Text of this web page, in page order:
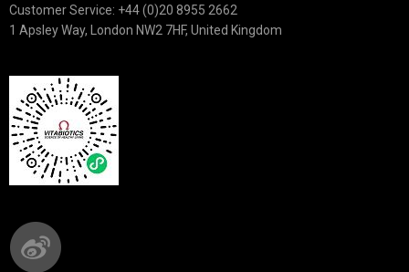
Customer Service: +44 (0)20 8955 2662
1 Apsley Way, London NW2 7HF, United Kingdom